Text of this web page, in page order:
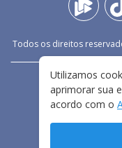
Todos os direitos
Utilizamos
aprimorar sua
acordo com o